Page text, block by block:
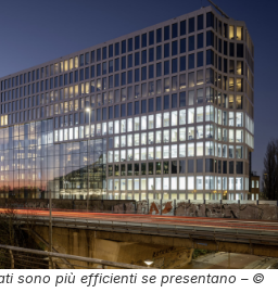
sono più efficienti se presentano – ©